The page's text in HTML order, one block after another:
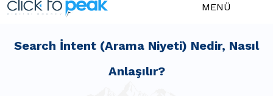
MENÜ
Search İntent (Arama Niyeti) Nedir, Nasıl
Anlaşılır?